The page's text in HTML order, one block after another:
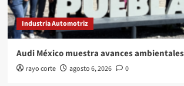
Industria Automotriz
Audi México muestra avances
rayo corte agosto 6, 2026 0